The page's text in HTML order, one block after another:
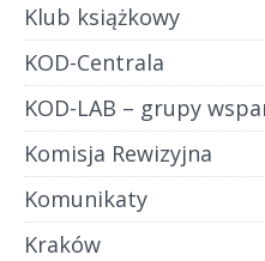
Klub książkowy
KOD-Centrala
KOD-LAB – grupy
Komisja Rewizyjna
Komunikaty
Kraków